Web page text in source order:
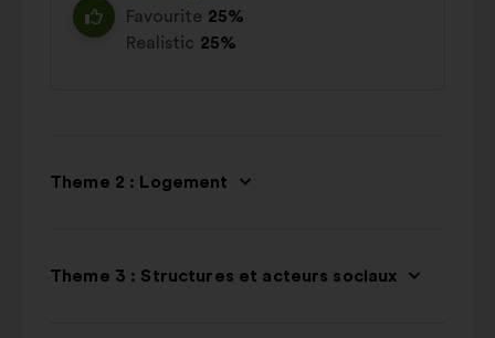
Favourite 25%
Realistic 25%
Theme 2 : Logement
Theme 3 : Structures et acteurs sociaux